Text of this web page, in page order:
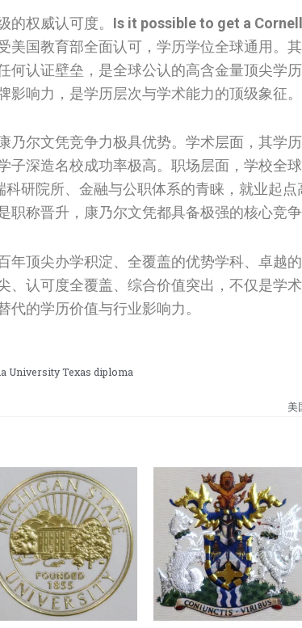
的权威认可度。 Is it possible to get a
美国教育部全面认可，学历学位全球通用。
何认证壁垒，是全球公认的高含金量顶尖学
影响力，是学历层次与学术能力的顶级象征。
乃尔文凭竞争力极具优势。学术层面，其学
子深造名校成功率极高。职场层面，学校全
研院所、金融与公职体系的青睐，就业起
职称晋升，康乃尔文凭都具备极强的核心竞争
年顶尖办学积淀、全覆盖的优势学科、卓越
、认可度全覆盖、综合价值突出，不仅是学
代的学历价值与行业影响力。
University Texas diploma
美